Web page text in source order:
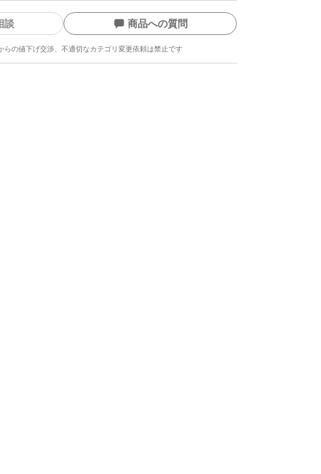
談 商品への質問
らの値下げ交渉、不適切なカテゴリ変更依頼は禁止です